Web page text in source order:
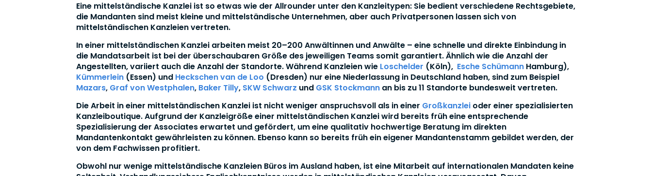
Eine mittelständische Kanzlei ist so etwas wie der Allrounder unter den Kanzleitypen: Sie bedient verschiedene Rechtsgebiete,
die Mandanten sind meist kleine und mittelständische Unternehmen, aber auch Privatpersonen lassen sich von
mittelständischen Kanzleien vertreten.
In einer mittelständischen Kanzlei arbeiten meist 20–200 Anwältinnen und Anwälte – eine schnelle und direkte Einbindung in
die Mandatsarbeit ist bei der überschaubaren Größe des jeweiligen Teams somit garantiert. Ähnlich wie die Anzahl der
Angestellten, variiert auch die Anzahl der Standorte. Während Kanzleien wie Loschelder (Köln), Esche Schümann Hamburg),
Kümmerlein (Essen) und Heckschen van de Loo (Dresden) nur eine Niederlassung in Deutschland haben, sind zum Beispiel
Mazars, Graf von Westphalen, Baker Tilly, SKW Schwarz und GSK Stockmann an bis zu 11 Standorte bundesweit vertreten.
Die Arbeit in einer mittelständischen Kanzlei ist nicht weniger anspruchsvoll als in einer Großkanzlei oder einer spezialisierten
Kanzleiboutique. Aufgrund der Kanzleigröße einer mittelständischen Kanzlei wird bereits früh eine entsprechende
Spezialisierung der Associates erwartet und gefördert, um eine qualitativ hochwertige Beratung im direkten
Mandantenkontakt gewährleisten zu können. Ebenso kann so bereits früh ein eigener Mandantenstamm gebildet werden, der
von dem Fachwissen profitiert.
Obwohl nur wenige mittelständische Kanzleien Büros im Ausland haben, ist eine Mitarbeit auf internationalen Mandaten keine